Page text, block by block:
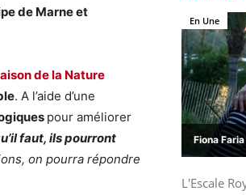
de Marne et
de la Nature
. A l’aide d’une
pour améliorer
faut, ils pourront
on pourra répondre
Fiona Faria
En Une
L'Escale